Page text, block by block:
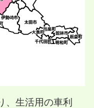
、生活用の車利